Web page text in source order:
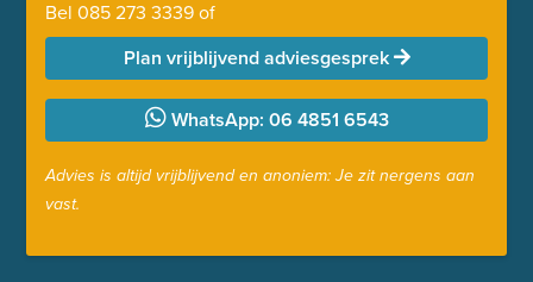
Bel 085 273 3339of
Plan vrijblijvend adviesgesprek
WhatsApp: 06 4851 6543
Advies is altijd vrijblijvend en anoniem: Je zit nergens aan
vast.